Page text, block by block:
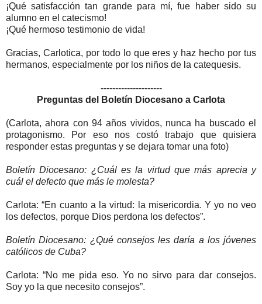
¡Qué satisfacción tan grande para mí, fue haber sido su
alumno en el catecismo!
¡Qué hermoso testimonio de vida!
Gracias, Carlotica, por todo lo que eres y haz hecho por tus
hermanos, especialmente por los niños de la catequesis.
---------------------
Preguntas del Boletín Diocesano a Carlota
(Carlota, ahora con 94 años vividos, nunca ha buscado el
protagonismo. Por eso nos costó trabajo que quisiera
responder estas preguntas y se dejara tomar una foto)
Boletín Diocesano: ¿Cuál es la virtud que más aprecia y
cuál el defecto que más le molesta?
Carlota: “En cuanto a la virtud: la misericordia. Y yo no veo
los defectos, porque Dios perdona los defectos”.
Boletín Diocesano: ¿Qué consejos les daría a los jóvenes
católicos de Cuba?
Carlota: “No me pida eso. Yo no sirvo para dar consejos.
Soy yo la que necesito consejos”.